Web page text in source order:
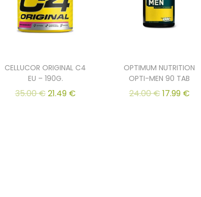
CELLUCOR ORIGINAL C4
EU – 190G.
35.00€21.49 €
OPTIMUM NUTRITION
OPTI-MEN 90 TAB
24.00€17.99 €